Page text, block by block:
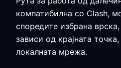
компатибилна со Clash,
споредите избрана
зависи од крајната
локалната мрежа.